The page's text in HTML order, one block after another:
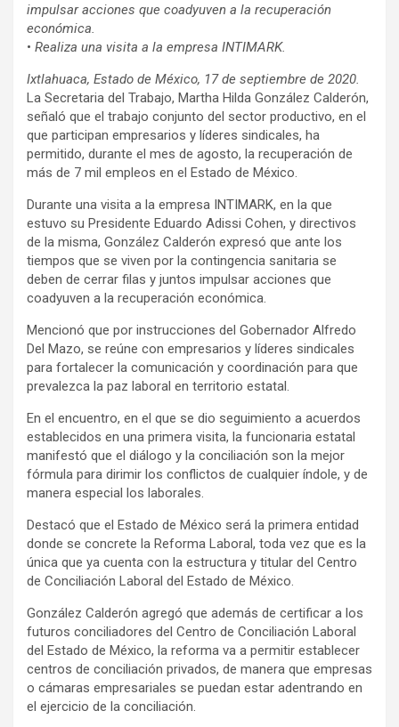
impulsar acciones que coadyuven a la recuperación
económica.
• Realiza una visita a la empresa INTIMARK.
Ixtlahuaca, Estado de México, 17 de septiembre de 2020.
La Secretaria del Trabajo, Martha Hilda González Calderón,
señaló que el trabajo conjunto del sector productivo, en el
que participan empresarios y líderes sindicales, ha
permitido, durante el mes de agosto, la recuperación de
más de 7 mil empleos en el Estado de México.
Durante una visita a la empresa INTIMARK, en la que
estuvo su Presidente Eduardo Adissi Cohen, y directivos
de la misma, González Calderón expresó que ante los
tiempos que se viven por la contingencia sanitaria se
deben de cerrar filas y juntos impulsar acciones que
coadyuven a la recuperación económica.
Mencionó que por instrucciones del Gobernador Alfredo
Del Mazo, se reúne con empresarios y líderes sindicales
para fortalecer la comunicación y coordinación para que
prevalezca la paz laboral en territorio estatal.
En el encuentro, en el que se dio seguimiento a acuerdos
establecidos en una primera visita, la funcionaria estatal
manifestó que el diálogo y la conciliación son la mejor
fórmula para dirimir los conflictos de cualquier índole, y de
manera especial los laborales.
Destacó que el Estado de México será la primera entidad
donde se concrete la Reforma Laboral, toda vez que es la
única que ya cuenta con la estructura y titular del Centro
de Conciliación Laboral del Estado de México.
González Calderón agregó que además de certificar a los
futuros conciliadores del Centro de Conciliación Laboral
del Estado de México, la reforma va a permitir establecer
centros de conciliación privados, de manera que empresas
o cámaras empresariales se puedan estar adentrando en
el ejercicio de la conciliación.